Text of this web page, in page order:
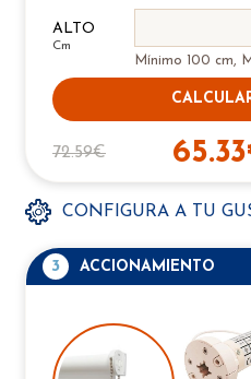
ALTO
Cm
Mínimo 100 cm,
72.59€
CONFIGURA A TU
3 ACCIONAMIENTO